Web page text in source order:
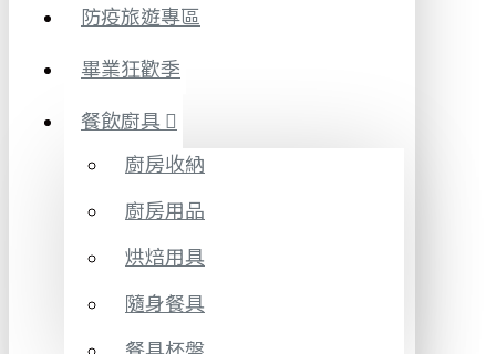
防疫旅遊專區
畢業狂歡季
餐飲廚具
廚房收納
廚房用品
烘焙用具
隨身餐具